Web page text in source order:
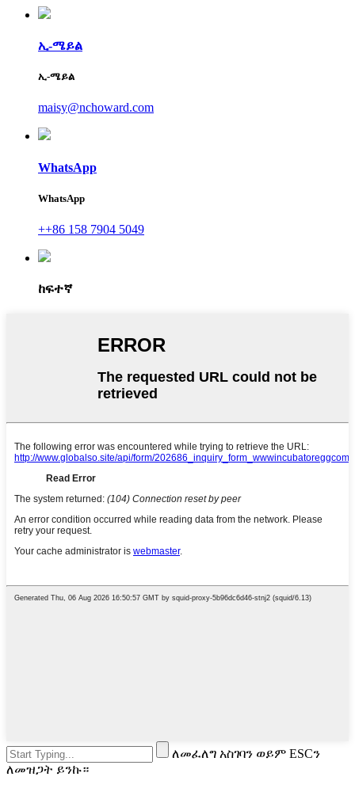
ኢ-ሜይል
ኢ-ሜይል
maisy@nchoward.com
WhatsApp
WhatsApp
++86 158 7904 5049
ከፍተኛ
ለመፈለግ አስገባን ወይም ESCን
ለመዝጋት ይንኩ።